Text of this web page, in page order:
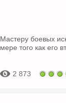
Мастеру боевых
мере того как его
2 873